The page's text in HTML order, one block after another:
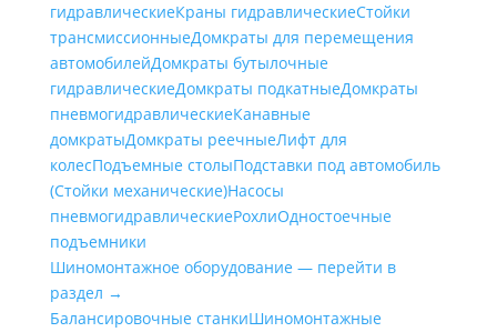
гидравлическиеКраны гидравлическиеСтойки
трансмиссионныеДомкраты для перемещения
автомобилейДомкраты бутылочные
гидравлическиеДомкраты подкатныеДомкраты
пневмогидравлическиеКанавные
домкратыДомкраты реечныеЛифт для
колесПодъемные столыПодставки под автомобиль
(Стойки механические)Насосы
пневмогидравлическиеРохлиОдностоечные
подъемники
Шиномонтажное оборудование — перейти в
раздел →
Балансировочные станкиШиномонтажные